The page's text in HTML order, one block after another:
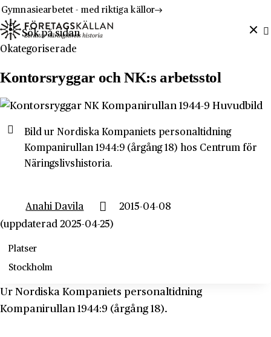
Hoppa till innehåll
Till innehåll
Gymnasiearbetet - med riktiga källor
Sök efter:
Okategoriserade
Kontorsryggar och NK:s arbetsstol
Bild ur Nordiska Kompaniets personaltidning
Kompanirullan 1944:9 (årgång 18) hos Centrum för
Näringslivshistoria.
Anahi Davila
2015-04-08
(uppdaterad 2025-04-25)
Platser
Stockholm
Ur Nordiska Kompaniets personaltidning
Kompanirullan 1944:9 (årgång 18).